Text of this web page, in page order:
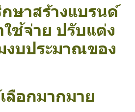
าสร้างแบรนด์
ช้จ่าย ปรับแต่ง
งบประมาณของ
ลือกมากมาย